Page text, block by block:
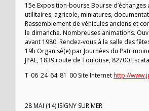
15e Exposition-bourse Bourse
utilitaires, agricole, miniatures,
Rassemblement de véhicules anciens et
le dimanche. Nombreuses animations.
avant 1980. Rendez-vous à la salle des
19h Organisé(e) par Journées du
JPAE, 1839 route de Toulouse, 82700
T 06 24 64 81 00 Site Internethttp://
28 MAI (14) ISIGNY SUR MER